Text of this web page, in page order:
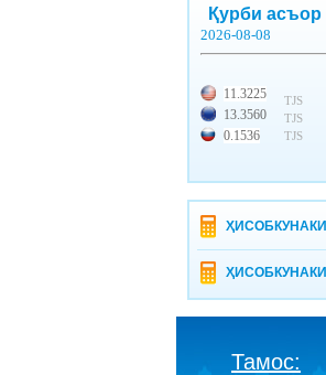
Қурби
2026-08-08
11.3225
13.3560
0.1536
TJS
TJS
TJS
Тамос: